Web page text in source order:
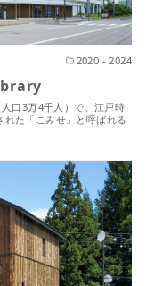
2020 - 2024
口3万4千人）で、江戸時
た「こみせ」と呼ばれる